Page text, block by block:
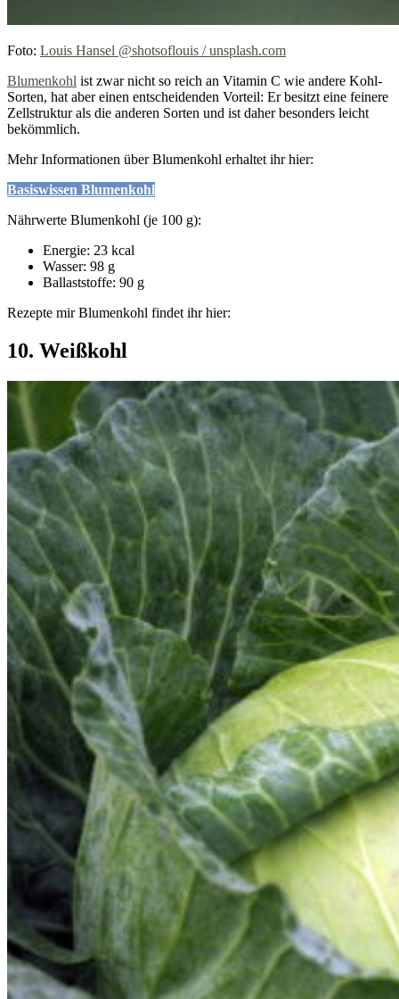
Foto: Louis Hansel @shotsoflouis / unsplash.com
Blumenkohl ist zwar nicht so reich an Vitamin C wie andere Kohl-
Sorten, hat aber einen entscheidenden Vorteil: Er besitzt eine feinere
Zellstruktur als die anderen Sorten und ist daher besonders leicht
bekömmlich.
Mehr Informationen über Blumenkohl erhaltet ihr hier:
Basiswissen Blumenkohl
Nährwerte Blumenkohl (je 100 g):
Energie: 23 kcal
Wasser: 98 g
Ballaststoffe: 90 g
Rezepte mir Blumenkohl findet ihr hier:
10. Weißkohl